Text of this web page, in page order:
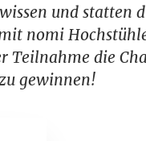
und statten
nomi
Teilnahme die
gewinnen!